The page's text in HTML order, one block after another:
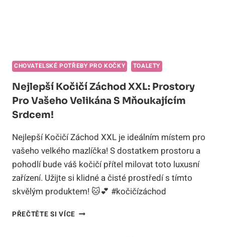
CHOVATELSKÉ POTŘEBY PRO KOČKY TOALETY
Nejlepší Kočičí Záchod XXL: Prostory
Pro Vašeho Velikána S Mňoukajícím
Srdcem!
Nejlepší Kočičí Záchod XXL je ideálním místem pro
vašeho velkého mazlíčka! S dostatkem prostoru a
pohodlí bude váš kočičí přítel milovat toto luxusní
zařízení. Užijte si klidné a čisté prostředí s tímto
skvělým produktem! 🐱💕 #kočičízáchod
PŘEČTĚTE SI VÍCENEJLEPŠÍ